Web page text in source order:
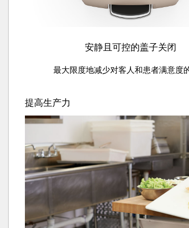
安静且可控的盖子关闭
最大限度地减少对客人和患者满意度
提高生产力